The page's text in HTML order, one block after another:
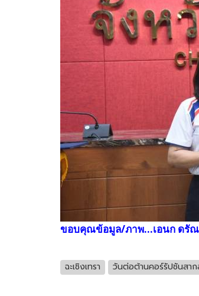
ขอบคุณข้อมูล/ภาพ...เอนก ดรัณ
ฉะเชิงเทรา วันต่อต้านคอร์รัปชันสา